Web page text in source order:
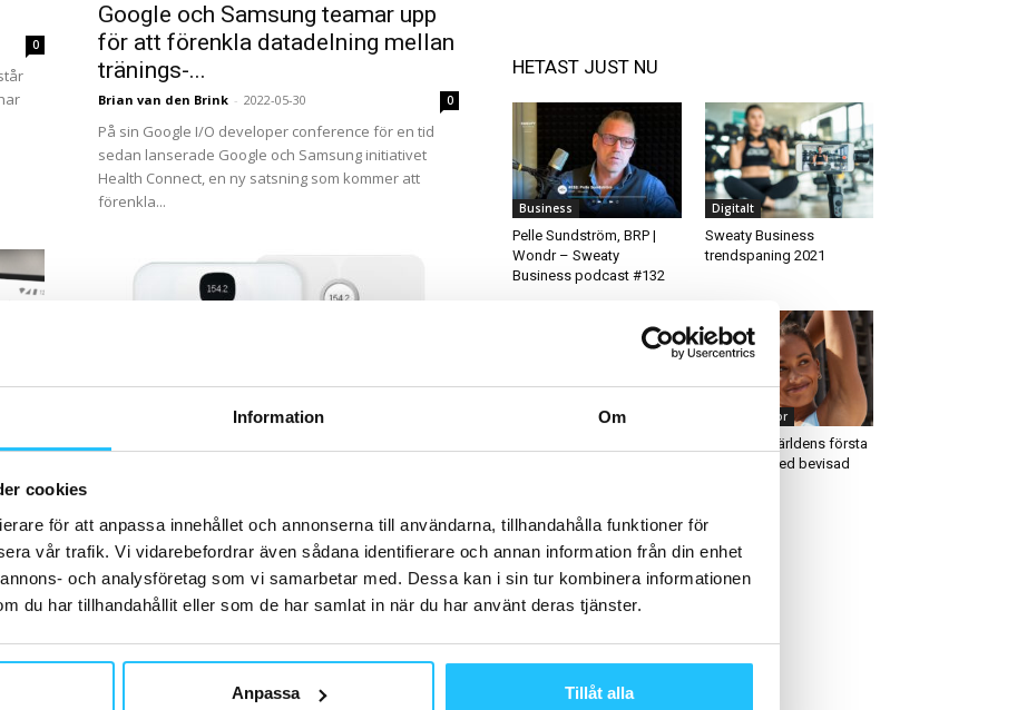
Information Om
cookies
för att anpassa innehållet och annonserna till användarna, tillhandahålla funktioner för
vår trafik. Vi vidarebefordrar även sådana identifierare och annan information från din enhet
och analysföretag som vi samarbetar med. Dessa kan i sin tur kombinera informationen
du har tillhandahållit eller som de har samlat in när du har använt deras tjänster.
Anpassa Tillåt alla
0
Google och Samsung teamar upp
för att förenkla datadelning mellan
tränings-...
Brian van den Brink - 2022-05-30 0
På sin Google I/O developer conference för en tid
sedan lanserade Google och Samsung initiativet
Health Connect, en ny satsning som kommer att
förenkla...
Les
Google köper Fitbit
Tech-jätten Google kliver in i wearables-marknaden
genom att köpa upp Fitbit för ca 2.1 miljarder USD.
Köpet gör att Google ger sin in och...
HETAST JUST NU
Business
Pelle Sundström, BRP |
Wondr – Sweaty
Business podcast #132
Digitalt
Sweaty Business
trendspaning 2021
Kläder & skor
Casall har världens första
sport-BH med bevisad